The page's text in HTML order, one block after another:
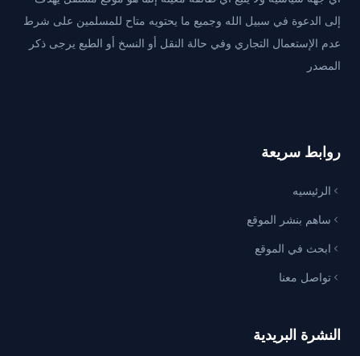
إلى الدعوة في سبيل الله وجميع ما يحتويه متاح للمسلمين على شرط
عدم الإستعمال التجاري وفي حالة النقل أو النسخ أو الطبع يرجى ذكر
المصدر
روابط سريعة
الرئيسيه
ساهم بنشر الموقع
ابحث في الموقع
تواصل معنا
النشرة البريدية